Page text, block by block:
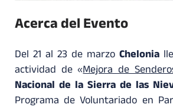
Acerca del Evento
Del 21 al 23 de marzo Chelonia
actividad de «Mejora de
Nacional de la Sierra de las
Programa de Voluntariado en